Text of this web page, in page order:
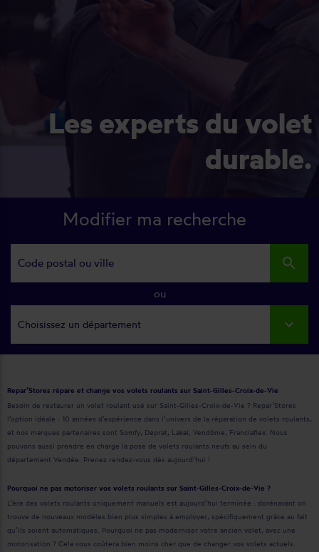
Les experts du volet
durable.
Modifier ma recherche
search
ou
Choisissez un département
Repar’Stores répare et change vos volets roulants sur Saint-Gilles-Croix-de-Vie
Besoin de restaurer un volet roulant usé sur Saint-Gilles-Croix-de-Vie ? Repar’Stores
l’option idéale : 10 années d’expérience dans l’univers de la réparation de volets roulants,
et nos marques partenaires sont Somfy, Deprat, Lakal, Vendôme, Franciaflex. Nous
pouvons aussi prendre en charge la pose de volets roulants neufs au sein du
département Vendée. Prenez rendez-vous dès aujourd’hui !
Pourquoi ne pas motoriser vos volets roulants sur Saint-Gilles-Croix-de-Vie ?
L’ère des volets roulants uniquement manuels est aujourd’hui terminée : dorénavant on
trouve de nouveaux modèles bien plus simples à employer, spécifiquement grâce au fait
qu’ils soient automatiques. Pourquoi ne pas moderniser votre ancien volet, avec une
motorisation ? Cela vous coûtera bien moins cher que de changer vos volets actuels.